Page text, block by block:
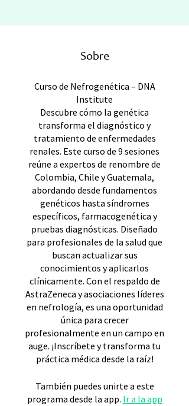
Sobre
Curso de Nefrogenética – DNA
Institute
Descubre cómo la genética
transforma el diagnóstico y
tratamiento de enfermedades
renales. Este curso de 9 sesiones
reúne a expertos de renombre de
Colombia, Chile y Guatemala,
abordando desde fundamentos
genéticos hasta síndromes
específicos, farmacogenética y
pruebas diagnósticas. Diseñado
para profesionales de la salud que
buscan actualizar sus
conocimientos y aplicarlos
clínicamente. Con el respaldo de
AstraZeneca y asociaciones líderes
en nefrología, es una oportunidad
única para crecer
profesionalmente en un campo en
auge. ¡Inscríbete y transforma tu
práctica médica desde la raíz!
También puedes unirte a este
programa desde la app. Ir a la app